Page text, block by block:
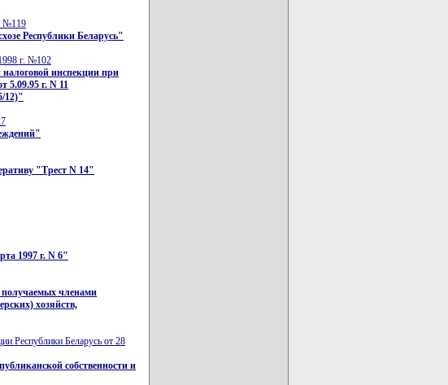
№119
Республики Беларусь"
г. №102
налоговой инспекции при
5.09.95 г. N 11
12)"
"Трест N 14"
1997 г. N 6"
получаемых членами
хозяйств,
Республики Беларусь от 28
собственности и